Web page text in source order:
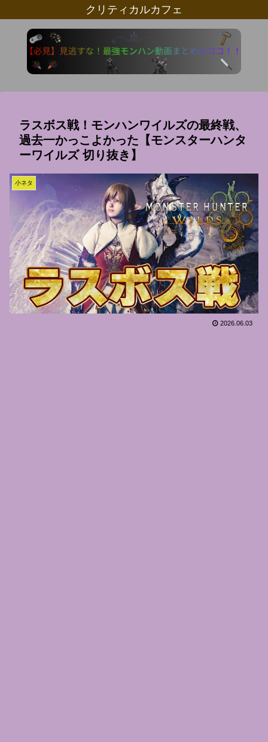
クリティカルカフェ
ラスボス戦！モンハンワイルズの最終戦、
過去一かっこよかった【モンスターハンタ
ーワイルズ 切り抜き】
小ネタ
2026.06.03